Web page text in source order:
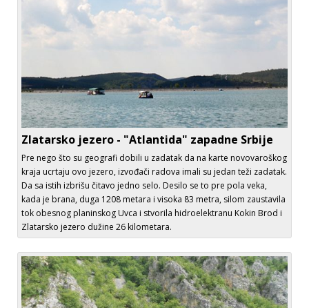
Zlatarsko jezero - "Atlantida" zapadne Srbije
Pre nego što su geografi dobili u zadatak da na karte novovaroškog
kraja ucrtaju ovo jezero, izvođači radova imali su jedan teži zadatak.
Da sa istih izbrišu čitavo jedno selo. Desilo se to pre pola veka,
kada je brana, duga 1208 metara i visoka 83 metra, silom zaustavila
tok obesnog planinskog Uvca i stvorila hidroelektranu Kokin Brod i
Zlatarsko jezero dužine 26 kilometara.